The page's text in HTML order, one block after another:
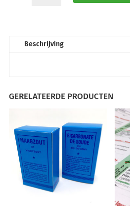
en
print
aantal
Beschrijving
GERELATEERDE PRODUCTEN